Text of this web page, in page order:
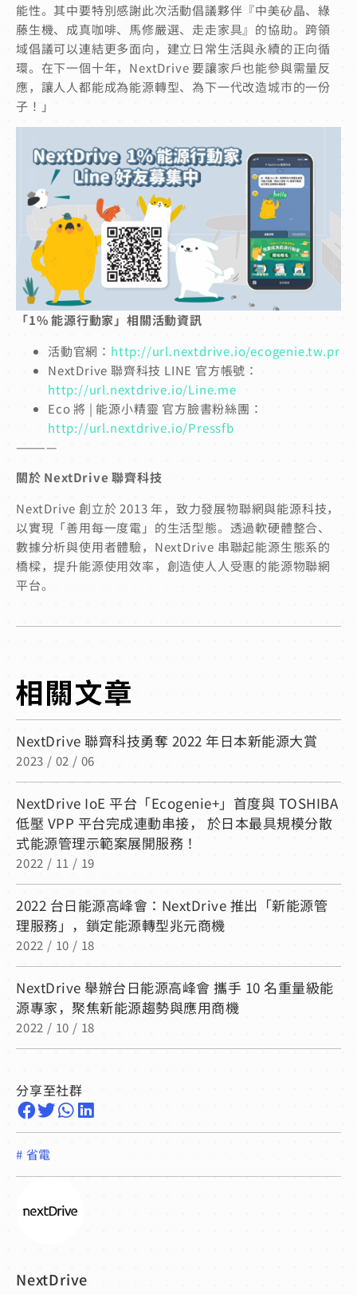
能性。其中要特別感謝此次活動倡議夥伴『中美矽晶、綠
藤生機、成真咖啡、馬修嚴選、走走家具』的協助。跨領
域倡議可以連結更多面向，建立日常生活與永續的正向循
環。在下一個十年，NextDrive 要讓家戶也能參與需量反
應，讓人人都能成為能源轉型、為下一代改造城市的一份
子！」
「1% 能源行動家」相關活動資訊
活動官網： http://url.nextdrive.io/ecogenie.tw.pr
NextDrive 聯齊科技 LINE 官方帳號：
http://url.nextdrive.io/Line.me
Eco 將 | 能源小精靈 官方臉書粉絲團：
http://url.nextdrive.io/Pressfb
————
關於 NextDrive 聯齊科技
NextDrive 創立於 2013 年，致力發展物聯網與能源科技，
以實現「善用每一度電」的生活型態。透過軟硬體整合、
數據分析與使用者體驗，NextDrive 串聯起能源生態系的
橋樑，提升能源使用效率，創造使人人受惠的能源物聯網
平台。
NextDrive 聯齊科技勇奪 2022 年日本新能源大賞
2023 / 02 / 06
NextDrive IoE 平台「Ecogenie+」首度與 TOSHIBA
低壓 VPP 平台完成連動串接， 於日本最具規模分散
式能源管理示範案展開服務！
2022 / 11 / 19
2022 台日能源高峰會：NextDrive 推出「新能源管
理服務」，鎖定能源轉型兆元商機
2022 / 10 / 18
NextDrive 舉辦台日能源高峰會 攜手 10 名重量級能
源專家，聚焦新能源趨勢與應用商機
2022 / 10 / 18
分享至社群
# 省電
NextDrive